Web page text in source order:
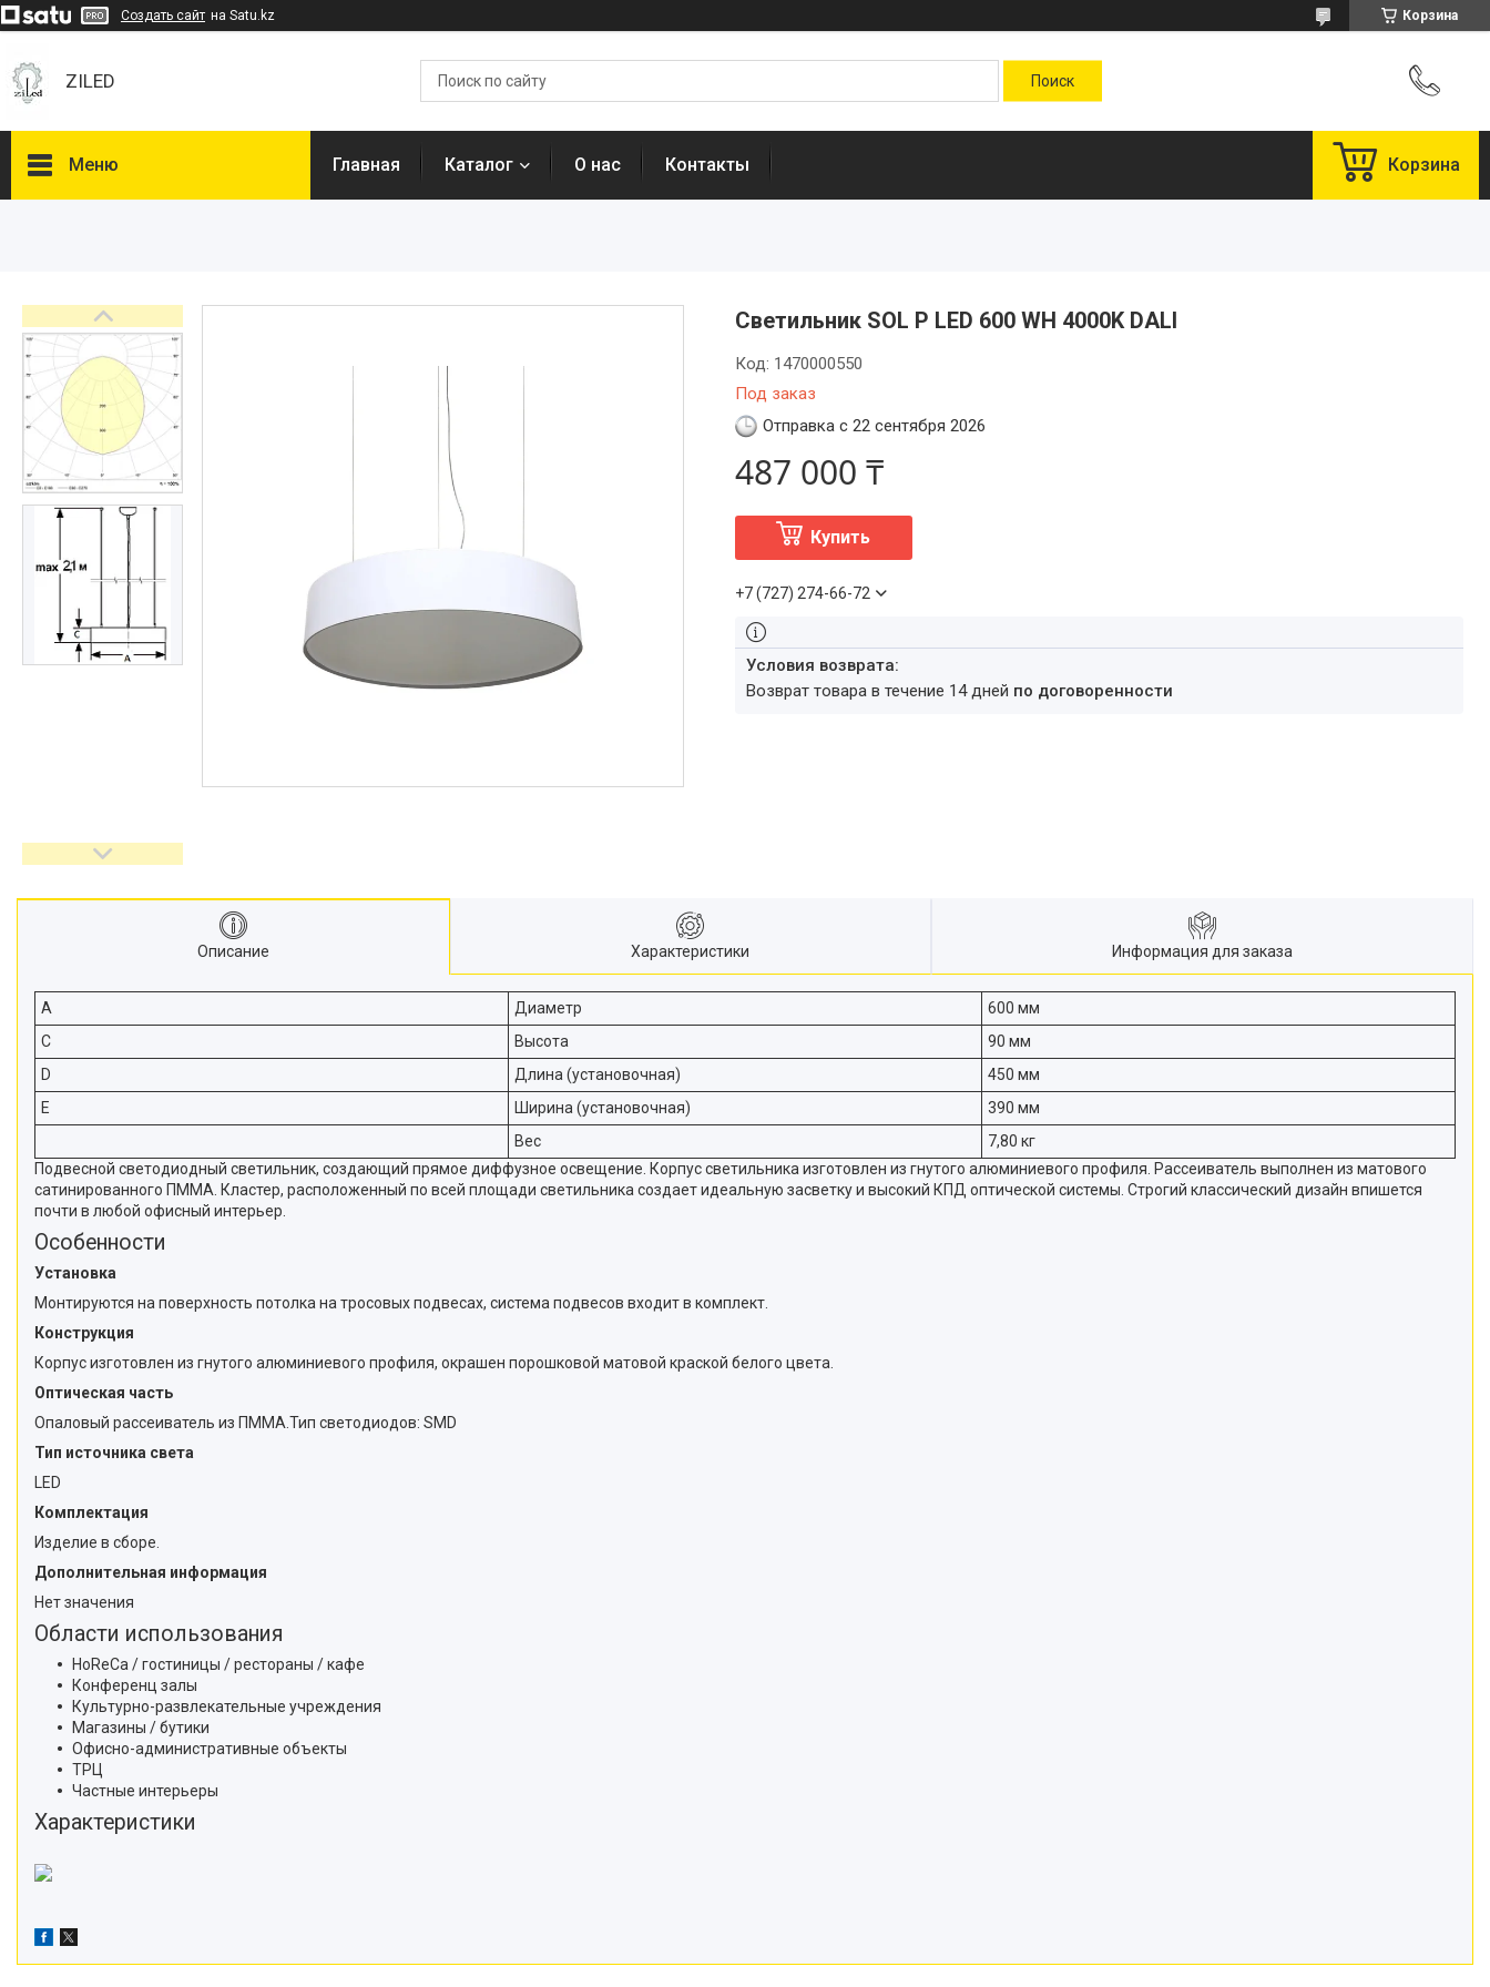
Создать сайт на Satu.kz Корзина
ZILED
Меню
ФАРЛАЙТ
NLCO
INNOLUX
Отзывы
Главная Каталог О нас Контакты Корзина
Светильник SOL P LED 600 WH 4000K DALI
Под заказ
Код: 1470000550
Отправка с 22 сентября 2026
487 000 ₸
Купить
+7 (727) 274-66-72
возврат товара в течение 14 дней по договоренности
Описание Характеристики Информация для заказа
A Диаметр
600 мм
C
Высота
90 мм
D
Длина (установочная)
450 мм
E
Ширина (установочная)
390 мм
Вес
7,80 кг
Подвесной светодиодный светильник, создающий прямое диффузное освещение. Корпус светильника изготовлен из гнутого алюминиевого профиля. Рассеиватель выполнен из матового
сатинированного ПММА. Кластер, расположенный по всей площади светильника создает идеальную засветку и высокий КПД оптической системы. Строгий классический дизайн впишется
почти в любой офисный интерьер.
Особенности
Установка
Монтируются на поверхность потолка на тросовых подвесах, система подвесов входит в комплект.
Конструкция
Корпус изготовлен из гнутого алюминиевого профиля, окрашен порошковой матовой краской белого цвета.
Оптическая часть
Опаловый рассеиватель из ПММА.Тип светодиодов: SMD
Тип источника света
LED
Комплектация
Изделие в сборе.
Дополнительная информация
Нет значения
Области использования
HoReCa / гостиницы / рестораны / кафе
Конференц залы
Культурно-развлекательные учреждения
Магазины / бутики
Офисно-административные объекты
ТРЦ
Частные интерьеры
Характеристики